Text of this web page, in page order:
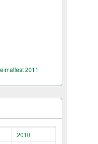
2011
2010